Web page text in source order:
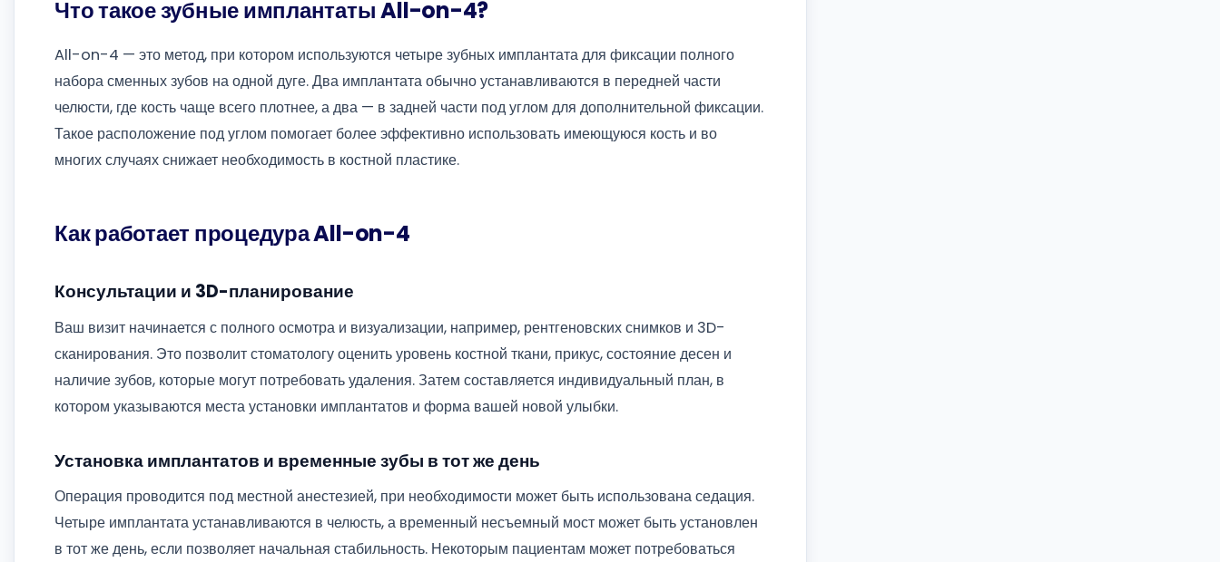
Что такое зубные имплантаты All-on-4?
All-on-4 — это метод, при котором используются четыре зубных имплантата для фиксации полного
набора сменных зубов на одной дуге. Два имплантата обычно устанавливаются в передней части
челюсти, где кость чаще всего плотнее, а два — в задней части под углом для дополнительной фиксации.
Такое расположение под углом помогает более эффективно использовать имеющуюся кость и во
многих случаях снижает необходимость в костной пластике.
Как работает процедура All-on-4
Консультации и 3D-планирование
Ваш визит начинается с полного осмотра и визуализации, например, рентгеновских снимков и 3D-
сканирования. Это позволит стоматологу оценить уровень костной ткани, прикус, состояние десен и
наличие зубов, которые могут потребовать удаления. Затем составляется индивидуальный план, в
котором указываются места установки имплантатов и форма вашей новой улыбки.
Установка имплантатов и временные зубы в тот же день
Операция проводится под местной анестезией, при необходимости может быть использована седация.
Четыре имплантата устанавливаются в челюсть, а временный несъемный мост может быть установлен
в тот же день, если позволяет начальная стабильность. Некоторым пациентам может потребоваться